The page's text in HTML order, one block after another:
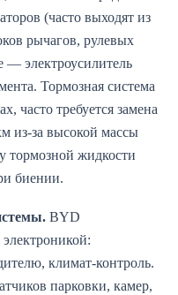
(часто выходят из
рычагов, рулевых
— электроусилитель
Тормозная система
часто требуется замена
из-за высокой массы
тормозной жидкости
биении.
BYD
климат-контроль.
парковки, камер,